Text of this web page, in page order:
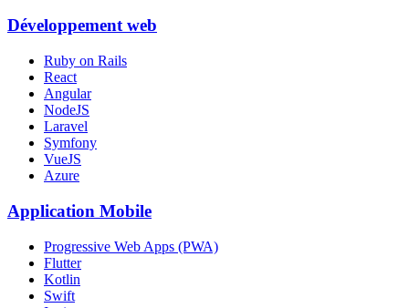
Développement web
Ruby on Rails
React
Angular
NodeJS
Laravel
Symfony
VueJS
Azure
Application Mobile
Progressive Web Apps (PWA)
Flutter
Kotlin
Swift